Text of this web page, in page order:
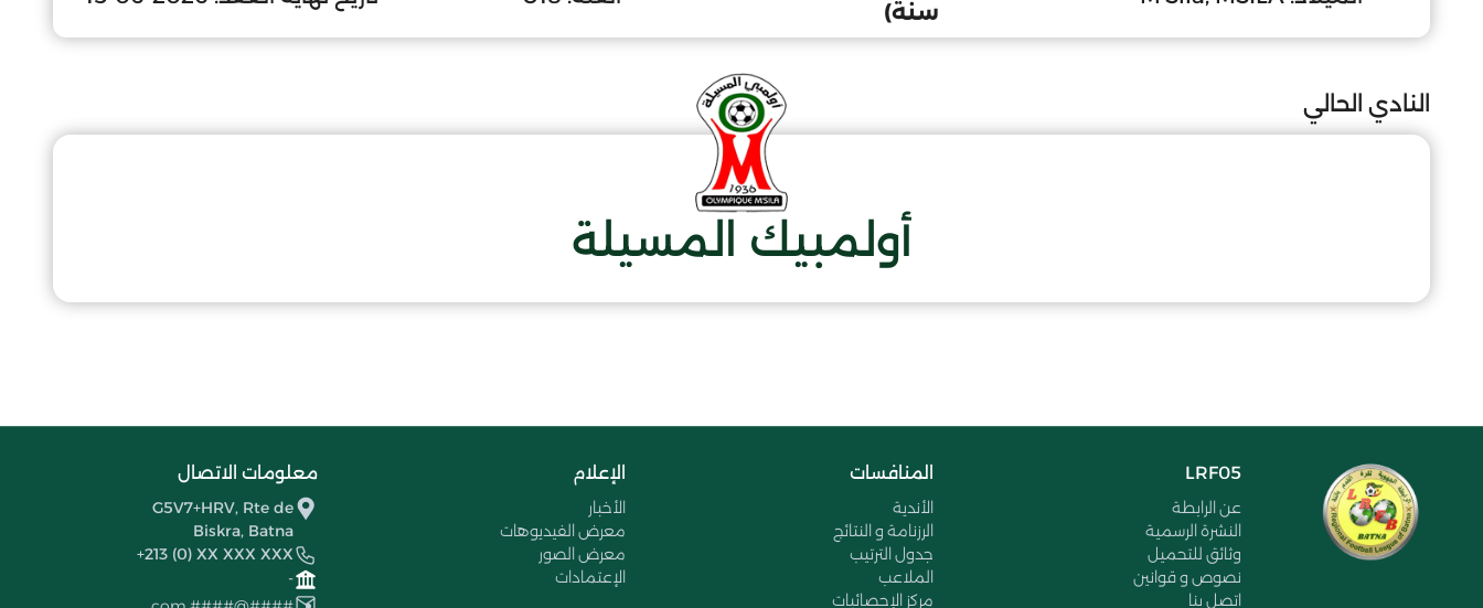
سنة)
النادي الحالي
أولمبيك المسيلة
LRF05
عن الرابطة
النشرة الرسمية
وثائق للتحميل
نصوص و قوانين
اتصل بنا
المنافسات
الأندية
الرزنامة و النتائج
جدول الترتيب
الملاعب
مركز الإحصائيات
الإعلام
الأخبار
معرض الفيديوهات
معرض الصور
الإعتمادات
معلومات الاتصال
G5V7+HRV, Rte de
Biskra, Batna
+213 (0) XX XXX XXX
-